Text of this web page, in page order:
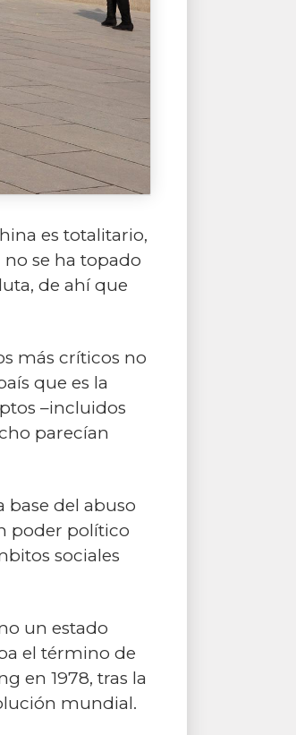
es totalitario,
se ha topado
de ahí que
más críticos no
que es la
–incluidos
parecían
del abuso
poder político
sociales
un estado
el término de
en 1978, tras la
mundial.